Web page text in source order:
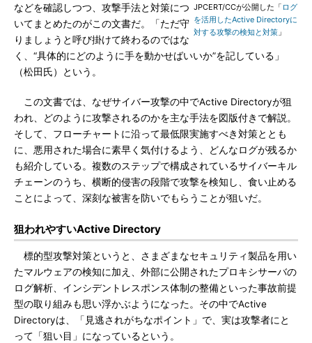
JPCERT/CCが公開した「 ログ
を活用したActive Directoryに
対する攻撃の検知と対策 」
などを確認しつつ、攻撃手法と対策につ
いてまとめたのがこの文書だ。「ただ守
りましょうと呼び掛けて終わるのではな
く、“具体的にどのように手を動かせばいいか”を記している」
（松田氏）という。
この文書では、なぜサイバー攻撃の中でActive Directoryが狙
われ、どのように攻撃されるのかを主な手法を図版付きで解説。
そして、フローチャートに沿って最低限実施すべき対策ととも
に、悪用された場合に素早く気付けるよう、どんなログが残るか
も紹介している。複数のステップで構成されているサイバーキル
チェーンのうち、横断的侵害の段階で攻撃を検知し、食い止める
ことによって、深刻な被害を防いでもらうことが狙いだ。
狙われやすいActive Directory
標的型攻撃対策というと、さまざまなセキュリティ製品を用い
たマルウェアの検知に加え、外部に公開されたプロキシサーバの
ログ解析、インシデントレスポンス体制の整備といった事故前提
型の取り組みも思い浮かぶようになった。その中でActive
Directoryは、「見逃されがちなポイント」で、実は攻撃者にと
って「狙い目」になっているという。